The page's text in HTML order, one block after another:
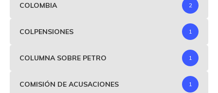
COLOMBIA 2
COLPENSIONES 1
COLUMNA SOBRE PETRO 1
COMISIÓN DE ACUSACIONES 1